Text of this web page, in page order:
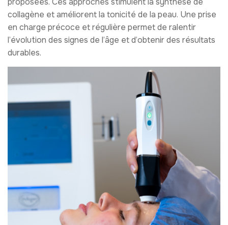
collagène et améliorent la tonicité de la peau. Une prise
en charge précoce et régulière permet de ralentir
l’évolution des signes de l’âge et d’obtenir des résultats
durables.